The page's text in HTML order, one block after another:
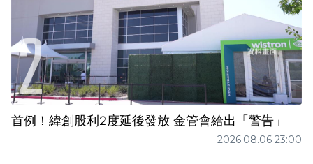
首例！緯創股利2度延後發放 金管會給出「警告」
2026.08.06 23:00